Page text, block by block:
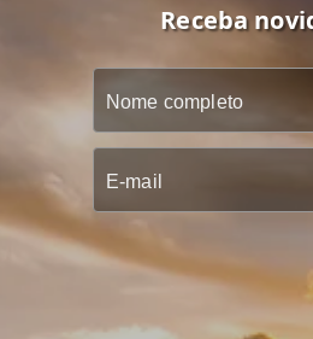
Receba